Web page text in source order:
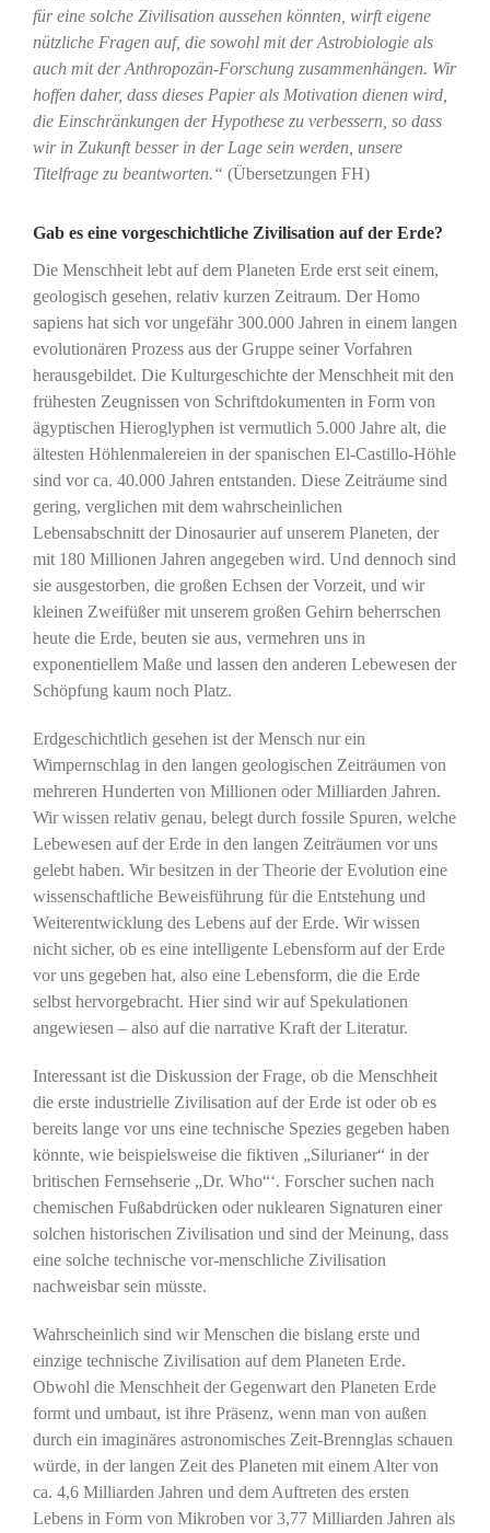
für eine solche Zivilisation aussehen könnten, wirft eigene
nützliche Fragen auf, die sowohl mit der Astrobiologie als
auch mit der Anthropozän-Forschung zusammenhängen. Wir
hoffen daher, dass dieses Papier als Motivation dienen wird,
die Einschränkungen der Hypothese zu verbessern, so dass
wir in Zukunft besser in der Lage sein werden, unsere
Titelfrage zu beantworten.“ (Übersetzungen FH)
Gab es eine vorgeschichtliche Zivilisation auf der Erde?
Die Menschheit lebt auf dem Planeten Erde erst seit einem,
geologisch gesehen, relativ kurzen Zeitraum. Der Homo
sapiens hat sich vor ungefähr 300.000 Jahren in einem langen
evolutionären Prozess aus der Gruppe seiner Vorfahren
herausgebildet. Die Kulturgeschichte der Menschheit mit den
frühesten Zeugnissen von Schriftdokumenten in Form von
ägyptischen Hieroglyphen ist vermutlich 5.000 Jahre alt, die
ältesten Höhlenmalereien in der spanischen El-Castillo-Höhle
sind vor ca. 40.000 Jahren entstanden. Diese Zeiträume sind
gering, verglichen mit dem wahrscheinlichen
Lebensabschnitt der Dinosaurier auf unserem Planeten, der
mit 180 Millionen Jahren angegeben wird. Und dennoch sind
sie ausgestorben, die großen Echsen der Vorzeit, und wir
kleinen Zweifüßer mit unserem großen Gehirn beherrschen
heute die Erde, beuten sie aus, vermehren uns in
exponentiellem Maße und lassen den anderen Lebewesen der
Schöpfung kaum noch Platz.
Erdgeschichtlich gesehen ist der Mensch nur ein
Wimpernschlag in den langen geologischen Zeiträumen von
mehreren Hunderten von Millionen oder Milliarden Jahren.
Wir wissen relativ genau, belegt durch fossile Spuren, welche
Lebewesen auf der Erde in den langen Zeiträumen vor uns
gelebt haben. Wir besitzen in der Theorie der Evolution eine
wissenschaftliche Beweisführung für die Entstehung und
Weiterentwicklung des Lebens auf der Erde. Wir wissen
nicht sicher, ob es eine intelligente Lebensform auf der Erde
vor uns gegeben hat, also eine Lebensform, die die Erde
selbst hervorgebracht. Hier sind wir auf Spekulationen
angewiesen – also auf die narrative Kraft der Literatur.
Interessant ist die Diskussion der Frage, ob die Menschheit
die erste industrielle Zivilisation auf der Erde ist oder ob es
bereits lange vor uns eine technische Spezies gegeben haben
könnte, wie beispielsweise die fiktiven „Silurianer“ in der
britischen Fernsehserie „Dr. Who“‘. Forscher suchen nach
chemischen Fußabdrücken oder nuklearen Signaturen einer
solchen historischen Zivilisation und sind der Meinung, dass
eine solche technische vor-menschliche Zivilisation
nachweisbar sein müsste.
Wahrscheinlich sind wir Menschen die bislang erste und
einzige technische Zivilisation auf dem Planeten Erde.
Obwohl die Menschheit der Gegenwart den Planeten Erde
formt und umbaut, ist ihre Präsenz, wenn man von außen
durch ein imaginäres astronomisches Zeit-Brennglas schauen
würde, in der langen Zeit des Planeten mit einem Alter von
ca. 4,6 Milliarden Jahren und dem Auftreten des ersten
Lebens in Form von Mikroben vor 3,77 Milliarden Jahren als